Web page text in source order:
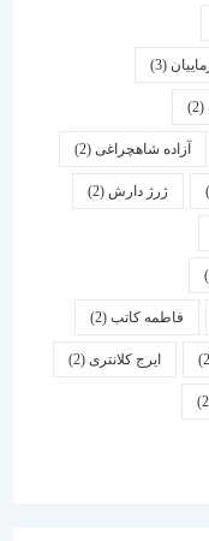
شاهچراغی(2)
دارش (2)
کاتب(2)
ایرج کلانتری (2)